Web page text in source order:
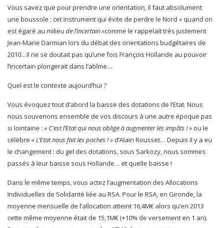
Vous savez que pour prendre une orientation, il faut absolument
une boussole ; cet instrument qui évite de perdre le Nord « quand on
est égaré au milieu de l’incertain »comme le rappelait très justement
Jean-Marie Darmian lors du débat des orientations budgétaires de
2010…Il ne se doutait pas qu’une fois François Hollande au pouvoir
l’incertain plongerait dans l’abîme…
Quel est le contexte aujourd’hui ?
Vous évoquez tout d’abord la baisse des dotations de l’Etat. Nous
nous souvenons ensemble de vos discours à une autre époque pas
si lointaine : « C’est l’Etat qui nous oblige à augmenter les impôts ! » ou le
célèbre « L’Etat nous fait les poches ! » d’Alain Rousset… Depuis il y a eu
le changement : du gel des dotations, sous Sarkozy, nous sommes
passés à leur baisse sous Hollande… et quelle baisse !
Dans le même temps, vous actez l’augmentation des Allocations
Individuelles de Solidarité liée au RSA. Pour le RSA, en Gironde, la
moyenne mensuelle de l’allocation atteint 16,4M€ alors qu’en 2013
cette même moyenne était de 15,1M€ (+10% de versement en 1 an).